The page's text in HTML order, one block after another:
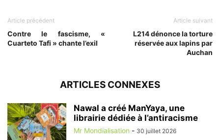
Article précédent
Contre le fascisme, «
Cuarteto Tafi » chante l’exil
Article suivant
L214 dénonce la torture
réservée aux lapins par
Auchan
ARTICLES CONNEXES
Nawal a créé ManYaya, une
librairie dédiée à l’antiracisme
Mr Mondialisation - 30 juillet 2026